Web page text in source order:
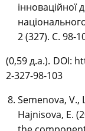
інноваційної
2 (327). С. 98-
(0,59 д.а.). DOI:
2-327-98-103
Semenova, V.,
Hajnisova, E.